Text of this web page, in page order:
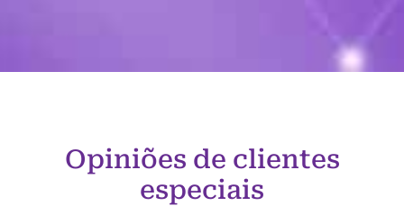
Opiniões de clientes
especiais